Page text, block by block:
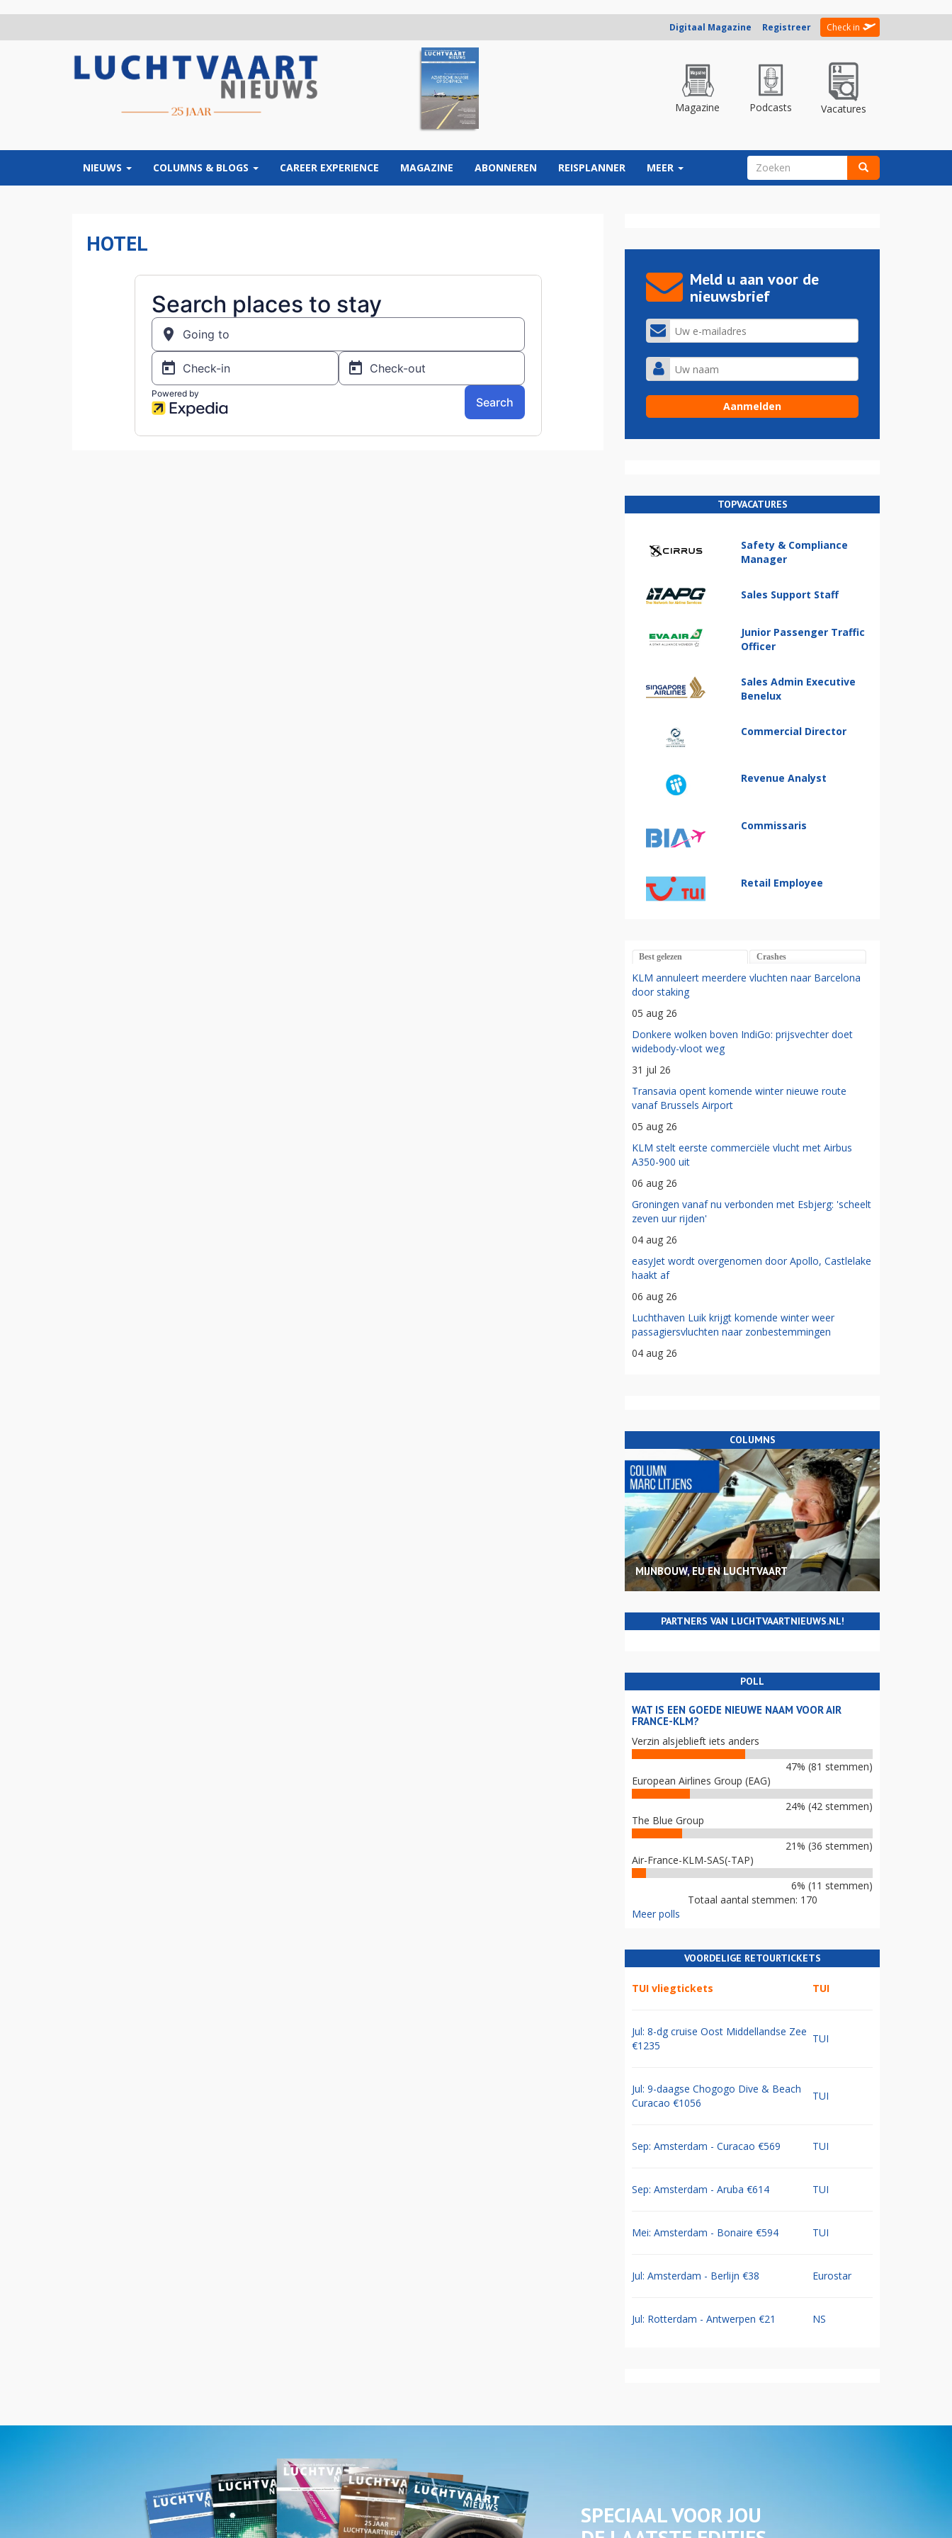
Digitaal Magazine Registreer Check in
Magazine Podcasts Vacatures
NIEUWS COLUMNS & BLOGS CAREER EXPERIENCE MAGAZINE ABONNEREN REISPLANNER MEER ZOEKVELD
HOTEL
Meld u aan voor de
nieuwsbrief
TOPVACATURES
Safety & Compliance
Manager
Sales Support Staff
Junior Passenger Traffic
Officer
Sales Admin Executive
Benelux
Commercial Director
Revenue Analyst
Commissaris
Retail Employee
Best gelezen Crashes
KLM annuleert meerdere vluchten naar Barcelona
door staking
05 aug 26
Donkere wolken boven IndiGo: prijsvechter doet
widebody-vloot weg
31 jul 26
Transavia opent komende winter nieuwe route
vanaf Brussels Airport
05 aug 26
KLM stelt eerste commerciële vlucht met Airbus
A350-900 uit
06 aug 26
Groningen vanaf nu verbonden met Esbjerg: 'scheelt
zeven uur rijden'
04 aug 26
easyJet wordt overgenomen door Apollo, Castlelake
haakt af
06 aug 26
Luchthaven Luik krijgt komende winter weer
passagiersvluchten naar zonbestemmingen
04 aug 26
COLUMNS
MIJNBOUW, EU EN LUCHTVAART
PARTNERS VAN LUCHTVAARTNIEUWS.NL!
POLL
WAT IS EEN GOEDE NIEUWE NAAM VOOR AIR
FRANCE-KLM?
Verzin alsjeblieft iets anders
47% (81 stemmen)
European Airlines Group (EAG)
24% (42 stemmen)
The Blue Group
21% (36 stemmen)
Air-France-KLM-SAS(-TAP)
6% (11 stemmen)
Totaal aantal stemmen: 170
Meer polls
VOORDELIGE RETOURTICKETS
TUI vliegtickets TUI
Jul: 8-dg cruise Oost Middellandse Zee
€1235
TUI
Jul: 9-daagse Chogogo Dive & Beach
Curacao €1056
TUI
Sep: Amsterdam - Curacao €569 TUI
Sep: Amsterdam - Aruba €614 TUI
Mei: Amsterdam - Bonaire €594 TUI
Jul: Amsterdam - Berlijn €38 Eurostar
Jul: Rotterdam - Antwerpen €21 NS
SPECIAAL VOOR JOU